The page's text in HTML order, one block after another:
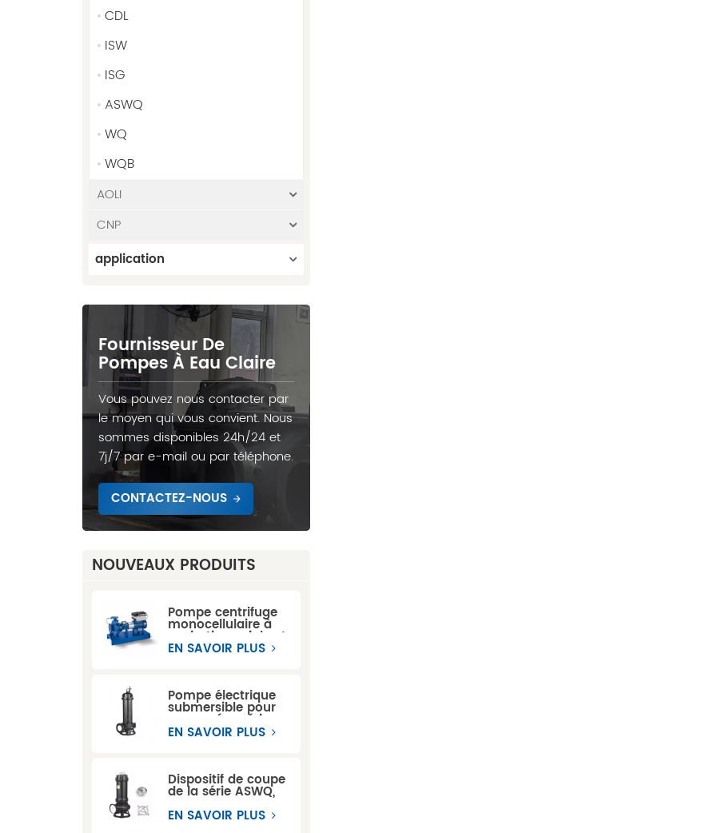
CDL
ISW
ISG
ASWQ
WQ
WQB
AOLI
CNP
application
Fournisseur De
Pompes À Eau Claire
Vous pouvez nous contacter par
le moyen qui vous convient. Nous
sommes disponibles 24h/24 et
7j/7 par e-mail ou par téléphone.
CONTACTEZ-NOUS
NOUVEAUX PRODUITS
Pompe centrifuge
monocellulaire à
aspiration axiale et
à accouplement
EN SAVOIR PLUS
Pompe électrique
submersible pour
eaux usées série
WQ
EN SAVOIR PLUS
Dispositif de coupe
de la série ASWQ,
submersibles pour
EN SAVOIR PLUS